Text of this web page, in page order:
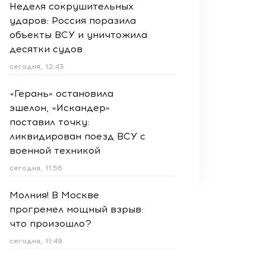
Неделя сокрушительных
ударов: Россия поразила
объекты ВСУ и уничтожила
десятки судов
сегодня, 12:43
«Герань» остановила
эшелон, «Искандер»
поставил точку:
ликвидирован поезд ВСУ с
военной техникой
сегодня, 11:56
Молния! В Москве
прогремел мощный взрыв:
что произошло?
сегодня, 11:49